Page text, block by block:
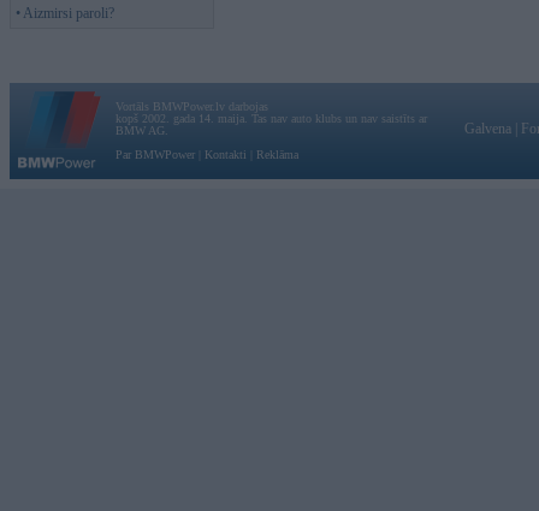
• Aizmirsi paroli?
Vortāls BMWPower.lv darbojas
kopš 2002. gada 14. maija. Tas nav auto klubs un nav saistīts ar
BMW AG.
Par BMWPower
Kontakti Reklāma
Galvena